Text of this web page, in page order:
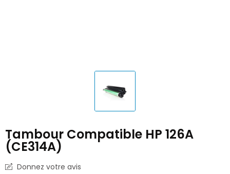
Tambour Compatible HP 126A
(CE314A)
Donnez votre avis